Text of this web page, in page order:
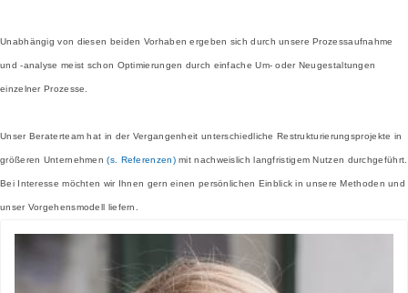
Unabhängig von diesen beiden Vorhaben ergeben sich durch unsere Prozessaufnahme
und -analyse meist schon Optimierungen durch einfache Um- oder Neugestaltungen
einzelner Prozesse.
Unser Beraterteam hat in der Vergangenheit unterschiedliche Restrukturierungsprojekte in
größeren Unternehmen(s. Referenzen)mit nachweislich langfristigem Nutzen durchgeführt.
Bei Interesse möchten wir Ihnen gern einen persönlichen Einblick in unsere Methoden und
unser Vorgehensmodell liefern.